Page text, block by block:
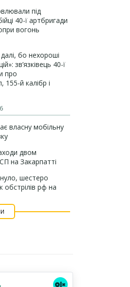
під
40-ї артбригади
вогонь
бо нехороші
зв’язківець 40-ї
про
й калібр і
власну мобільну
двом
на Закарпатті
шестеро
обстрілів рф на